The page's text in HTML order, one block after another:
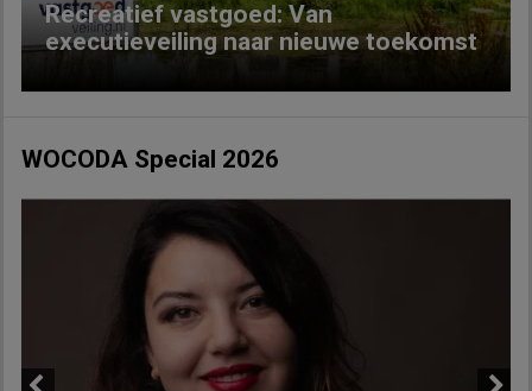
Recreatief vastgoed: Van
executieveiling naar nieuwe toekomst
WOCODA Special 2026